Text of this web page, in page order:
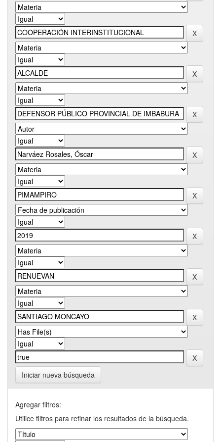
Iniciar nueva búsqueda
Agregar filtros:
Utilice filtros para refinar los resultados de la búsqueda.